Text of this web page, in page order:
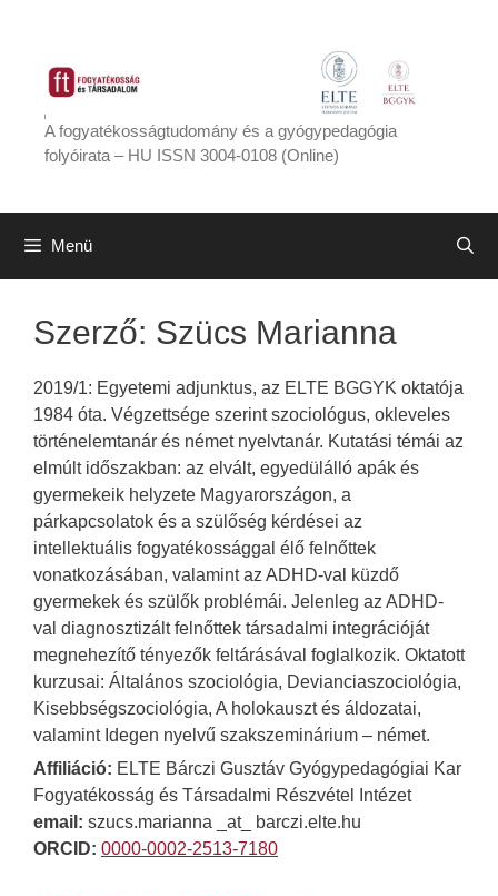
tartalomba
A fogyatékosságtudomány és a gyógypedagógia
folyóirata – HU ISSN 3004-0108 (Online)
Menü
Szerző: Szücs Marianna
2019/1: Egyetemi adjunktus, az ELTE BGGYK oktatója
1984 óta. Végzettsége szerint szociológus, okleveles
történelemtanár és német nyelvtanár. Kutatási témái az
elmúlt időszakban: az elvált, egyedülálló apák és
gyermekeik helyzete Magyarországon, a
párkapcsolatok és a szülőség kérdései az
intellektuális fogyatékossággal élő felnőttek
vonatkozásában, valamint az ADHD-val küzdő
gyermekek és szülők problémái. Jelenleg az ADHD-
val diagnosztizált felnőttek társadalmi integrációját
megnehezítő tényezők feltárásával foglalkozik. Oktatott
kurzusai: Általános szociológia, Devianciaszociológia,
Kisebbségszociológia, A holokauszt és áldozatai,
valamint Idegen nyelvű szakszeminárium – német.
Affiliáció: ELTE Bárczi Gusztáv Gyógypedagógiai Kar
Fogyatékosság és Társadalmi Részvétel Intézet
email: szucs.marianna _at_ barczi.elte.hu
ORCID: 0000-0002-2513-7180